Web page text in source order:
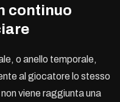
continuo
o anello temporale,
al giocatore lo stesso
viene raggiunta una